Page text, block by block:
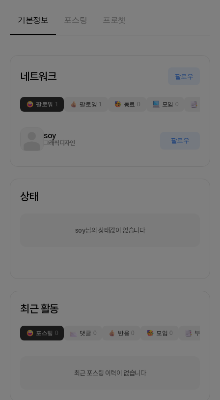
기본정보 포스팅 프로챗
네트워크 팔로우
팔로워 1 팔로잉 1 동료 0 모임 0
soy
그래픽디자인 팔로우
상태
soy님의 상태값이 없습니다
최근 활동
포스팅 0 댓글 0 반응 0 모임 0 부스
최근 포스팅 이력이 없습니다